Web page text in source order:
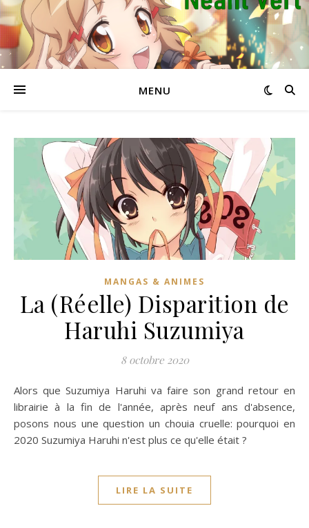
MENU
MANGAS & ANIMES
La (Réelle) Disparition de
Haruhi Suzumiya
8 octobre 2020
Alors que Suzumiya Haruhi va faire son grand retour en
librairie à la fin de l'année, après neuf ans d'absence,
posons nous une question un chouia cruelle: pourquoi en
2020 Suzumiya Haruhi n'est plus ce qu'elle était ?
LIRE LA SUITE